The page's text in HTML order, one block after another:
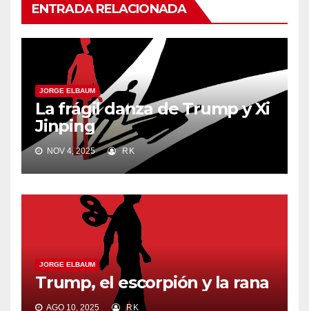
ENTRADA RELACIONADA
JORGE ELBAUM
La frágil danza de Trump y Xi
Jinping
NOV 4, 2025 RK
JORGE ELBAUM
Trump, el escorpión y la rana
AGO 10, 2025 RK